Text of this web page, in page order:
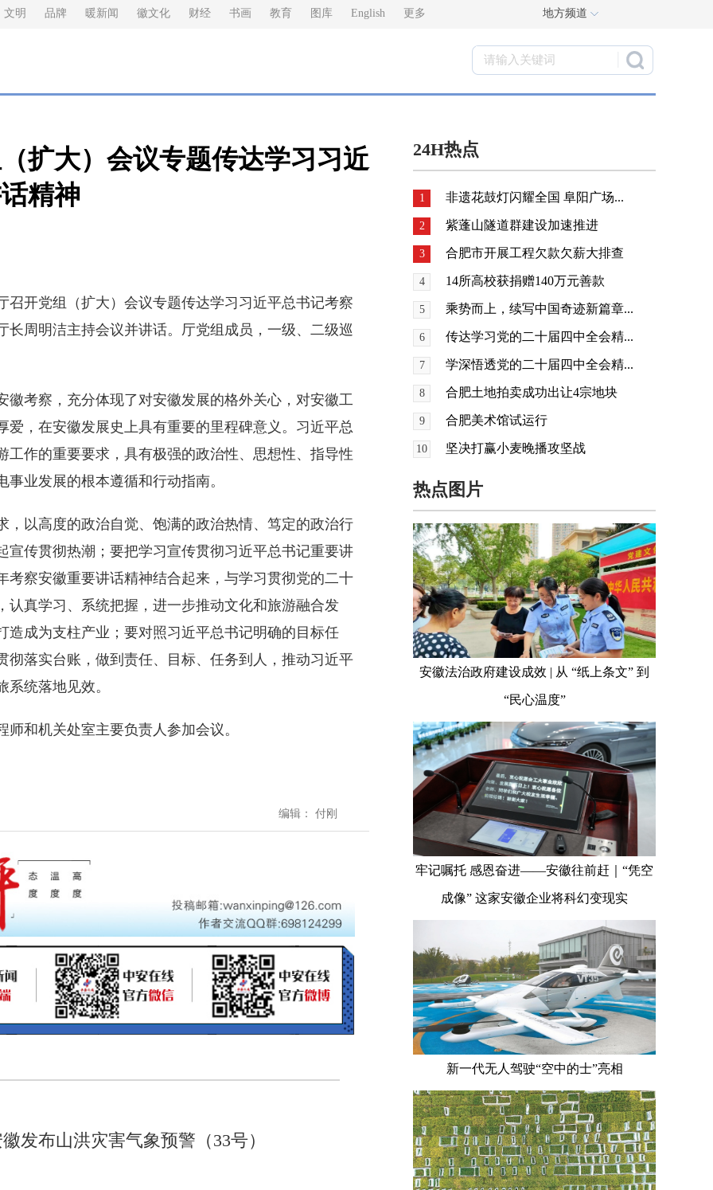
文明 品牌 暖新闻 徽文化 财经 书画 教育 图库 English 更多 地方频道
扩大）会议专题传达学习习近
精神
开党组（扩大）会议专题传达学习习近平总书记考察
长周明洁主持会议并讲话。厅党组成员，一级、二级巡
察，充分体现了对安徽发展的格外关心，对安徽工
爱，在安徽发展史上具有重要的里程碑意义。习近平总
工作的重要要求，具有极强的政治性、思想性、指导性
业发展的根本遵循和行动指南。
高度的政治自觉、饱满的政治热情、笃定的政治行
宣传贯彻热潮；要把学习宣传贯彻习近平总书记重要讲
考察安徽重要讲话精神结合起来，与学习贯彻党的二十
认真学习、系统把握，进一步推动文化和旅游融合发
造成为支柱产业；要对照习近平总书记明确的目标任
彻落实台账，做到责任、目标、任务到人，推动习近平
统落地见效。
机关处室主要负责人参加会议。
编辑： 付刚
发布山洪灾害气象预警（33号）
24H热点
1 非遗花鼓灯闪耀全国 阜阳广场...
2 紫蓬山隧道群建设加速推进
3 合肥市开展工程欠款欠薪大排查
4 14所高校获捐赠140万元善款
5 乘势而上，续写中国奇迹新篇章...
6 传达学习党的二十届四中全会精...
7 学深悟透党的二十届四中全会精...
8 合肥土地拍卖成功出让4宗地块
9 合肥美术馆试运行
10 坚决打赢小麦晚播攻坚战
热点图片
安徽法治政府建设成效 | 从 “纸上条文” 到
“民心温度”
牢记嘱托 感恩奋进——安徽往前赶｜“凭空
成像” 这家安徽企业将科幻变现实
新一代无人驾驶“空中的士”亮相